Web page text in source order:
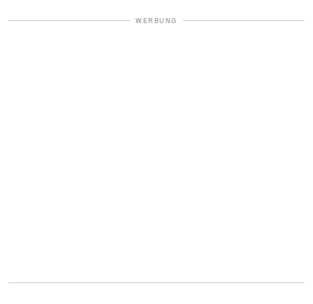
WERBUNG